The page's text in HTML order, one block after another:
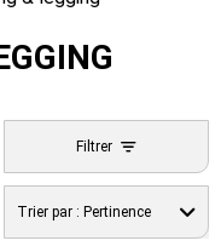
Filtrer
Trier par : Pertinence